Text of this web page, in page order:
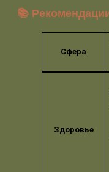
📚
Сфера
Здоровье